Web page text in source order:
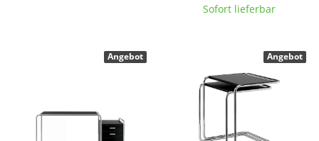
Balkon & Garten
Sofort lieferbar
Angebot Angebot